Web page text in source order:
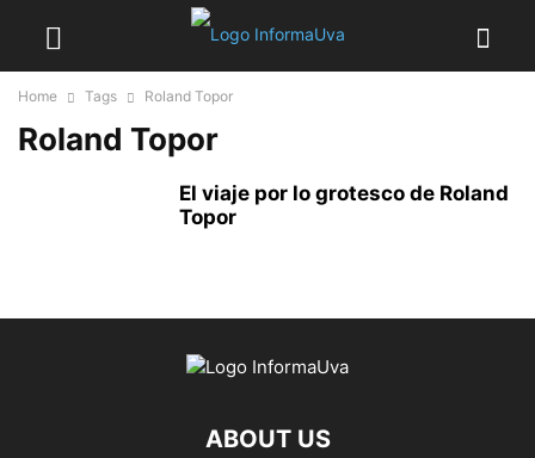
Home Tags Roland Topor
Roland Topor
El viaje por lo grotesco de Roland
Topor
ABOUT US